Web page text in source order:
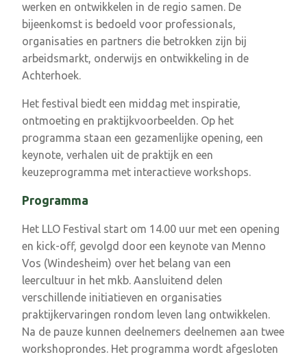
werken en ontwikkelen in de regio samen. De
bijeenkomst is bedoeld voor professionals,
organisaties en partners die betrokken zijn bij
arbeidsmarkt, onderwijs en ontwikkeling in de
Achterhoek.
Het festival biedt een middag met inspiratie,
ontmoeting en praktijkvoorbeelden. Op het
programma staan een gezamenlijke opening, een
keynote, verhalen uit de praktijk en een
keuzeprogramma met interactieve workshops.
Programma
Het LLO Festival start om 14.00 uur met een opening
en kick-off, gevolgd door een keynote van Menno
Vos (Windesheim) over het belang van een
leercultuur in het mkb. Aansluitend delen
verschillende initiatieven en organisaties
praktijkervaringen rondom leven lang ontwikkelen.
Na de pauze kunnen deelnemers deelnemen aan twee
workshoprondes. Het programma wordt afgesloten